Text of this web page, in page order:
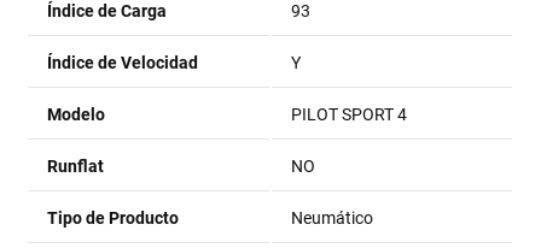
Índice de Carga 93
Índice de Velocidad Y
Modelo PILOT SPORT 4
Runflat NO
Tipo de Producto Neumático